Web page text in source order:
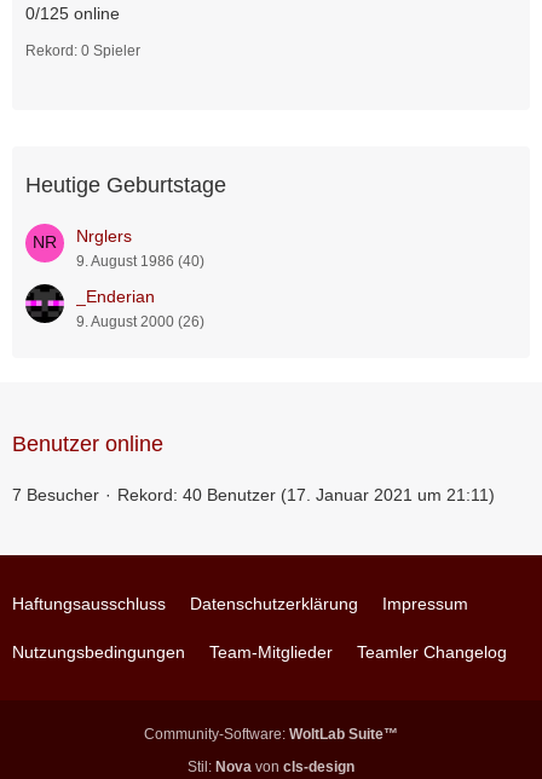
0/125 online
Rekord: 0 Spieler
Heutige Geburtstage
Nrglers
9. August 1986 (40)
_Enderian
9. August 2000 (26)
Benutzer online
7 Besucher Rekord: 40 Benutzer (17. Januar 2021 um 21:11)
Haftungsausschluss Datenschutzerklärung Impressum
Nutzungsbedingungen Team-Mitglieder Teamler Changelog
Community-Software: WoltLab Suite™
Stil: Nova von cls-design